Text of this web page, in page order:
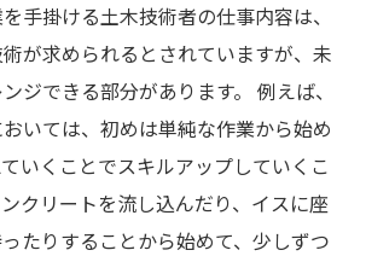
手掛ける土木技術者の仕事内容は、
が求められるとされていますが、未
ジできる部分があります。 例えば、
いては、初めは単純な作業から始め
いくことでスキルアップしていくこ
クリートを流し込んだり、イスに座
たりすることから始めて、少しずつ